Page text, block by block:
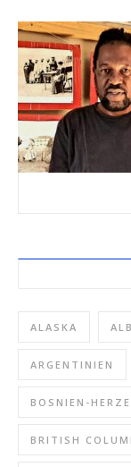
ALASKA
ARGENTINIEN
BOSNIEN-
BRITISH